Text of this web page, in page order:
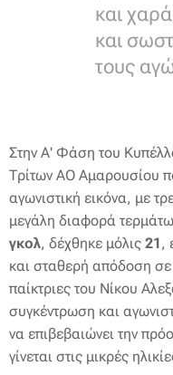
και
και
τους
Στην Α' Φάση του
Τρίτων ΑΟ Αμαρουσίου
αγωνιστική εικόνα, με
μεγάλη διαφορά
γκολ, δέχθηκε μόλις 21,
και σταθερή απόδοση σε
παίκτριες του Νίκου
συγκέντρωση και
να επιβεβαιώνει την
γίνεται στις μικρές